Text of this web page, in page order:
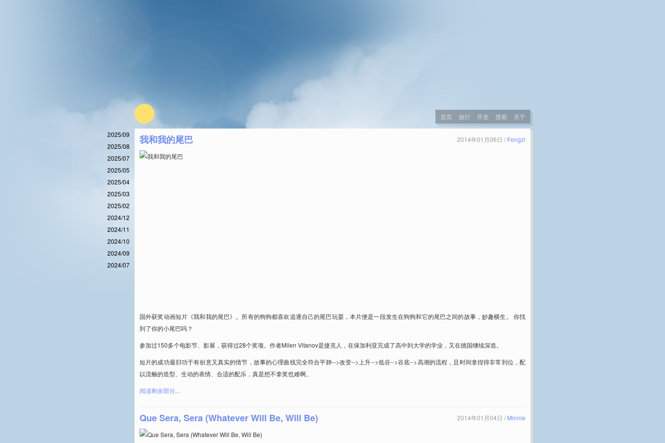
首页 旅行 开发 搜索 关于
2025/09
2025/08
2025/07
2025/05
2025/04
2025/03
2025/02
2024/12
2024/11
2024/10
2024/09
2024/07
我和我的尾巴 2014年01月06日 / Fengzi
国外获奖动画短片《我和我的尾巴》。所有的狗狗都喜欢追逐自己的尾巴玩耍，本片便是一段发生在狗狗和它的尾巴之间的故事，妙趣横生。 你找
到了你的小尾巴吗？
参加过150多个电影节、影展，获得过28个奖项。作者Milen Vitanov是捷克人，在保加利亚完成了高中到大学的学业，又在德国继续深造。
短片的成功最归功于有创意又真实的情节，故事的心理曲线完全符合平静-->改变-->上升-->低谷-->谷底-->高潮的流程，且时间拿捏得非常到位，配
以流畅的造型、生动的表情、合适的配乐，真是想不拿奖也难啊。
阅读剩余部分...
Que Sera, Sera (Whatever Will Be, Will Be) 2014年01月04日 / Minnie